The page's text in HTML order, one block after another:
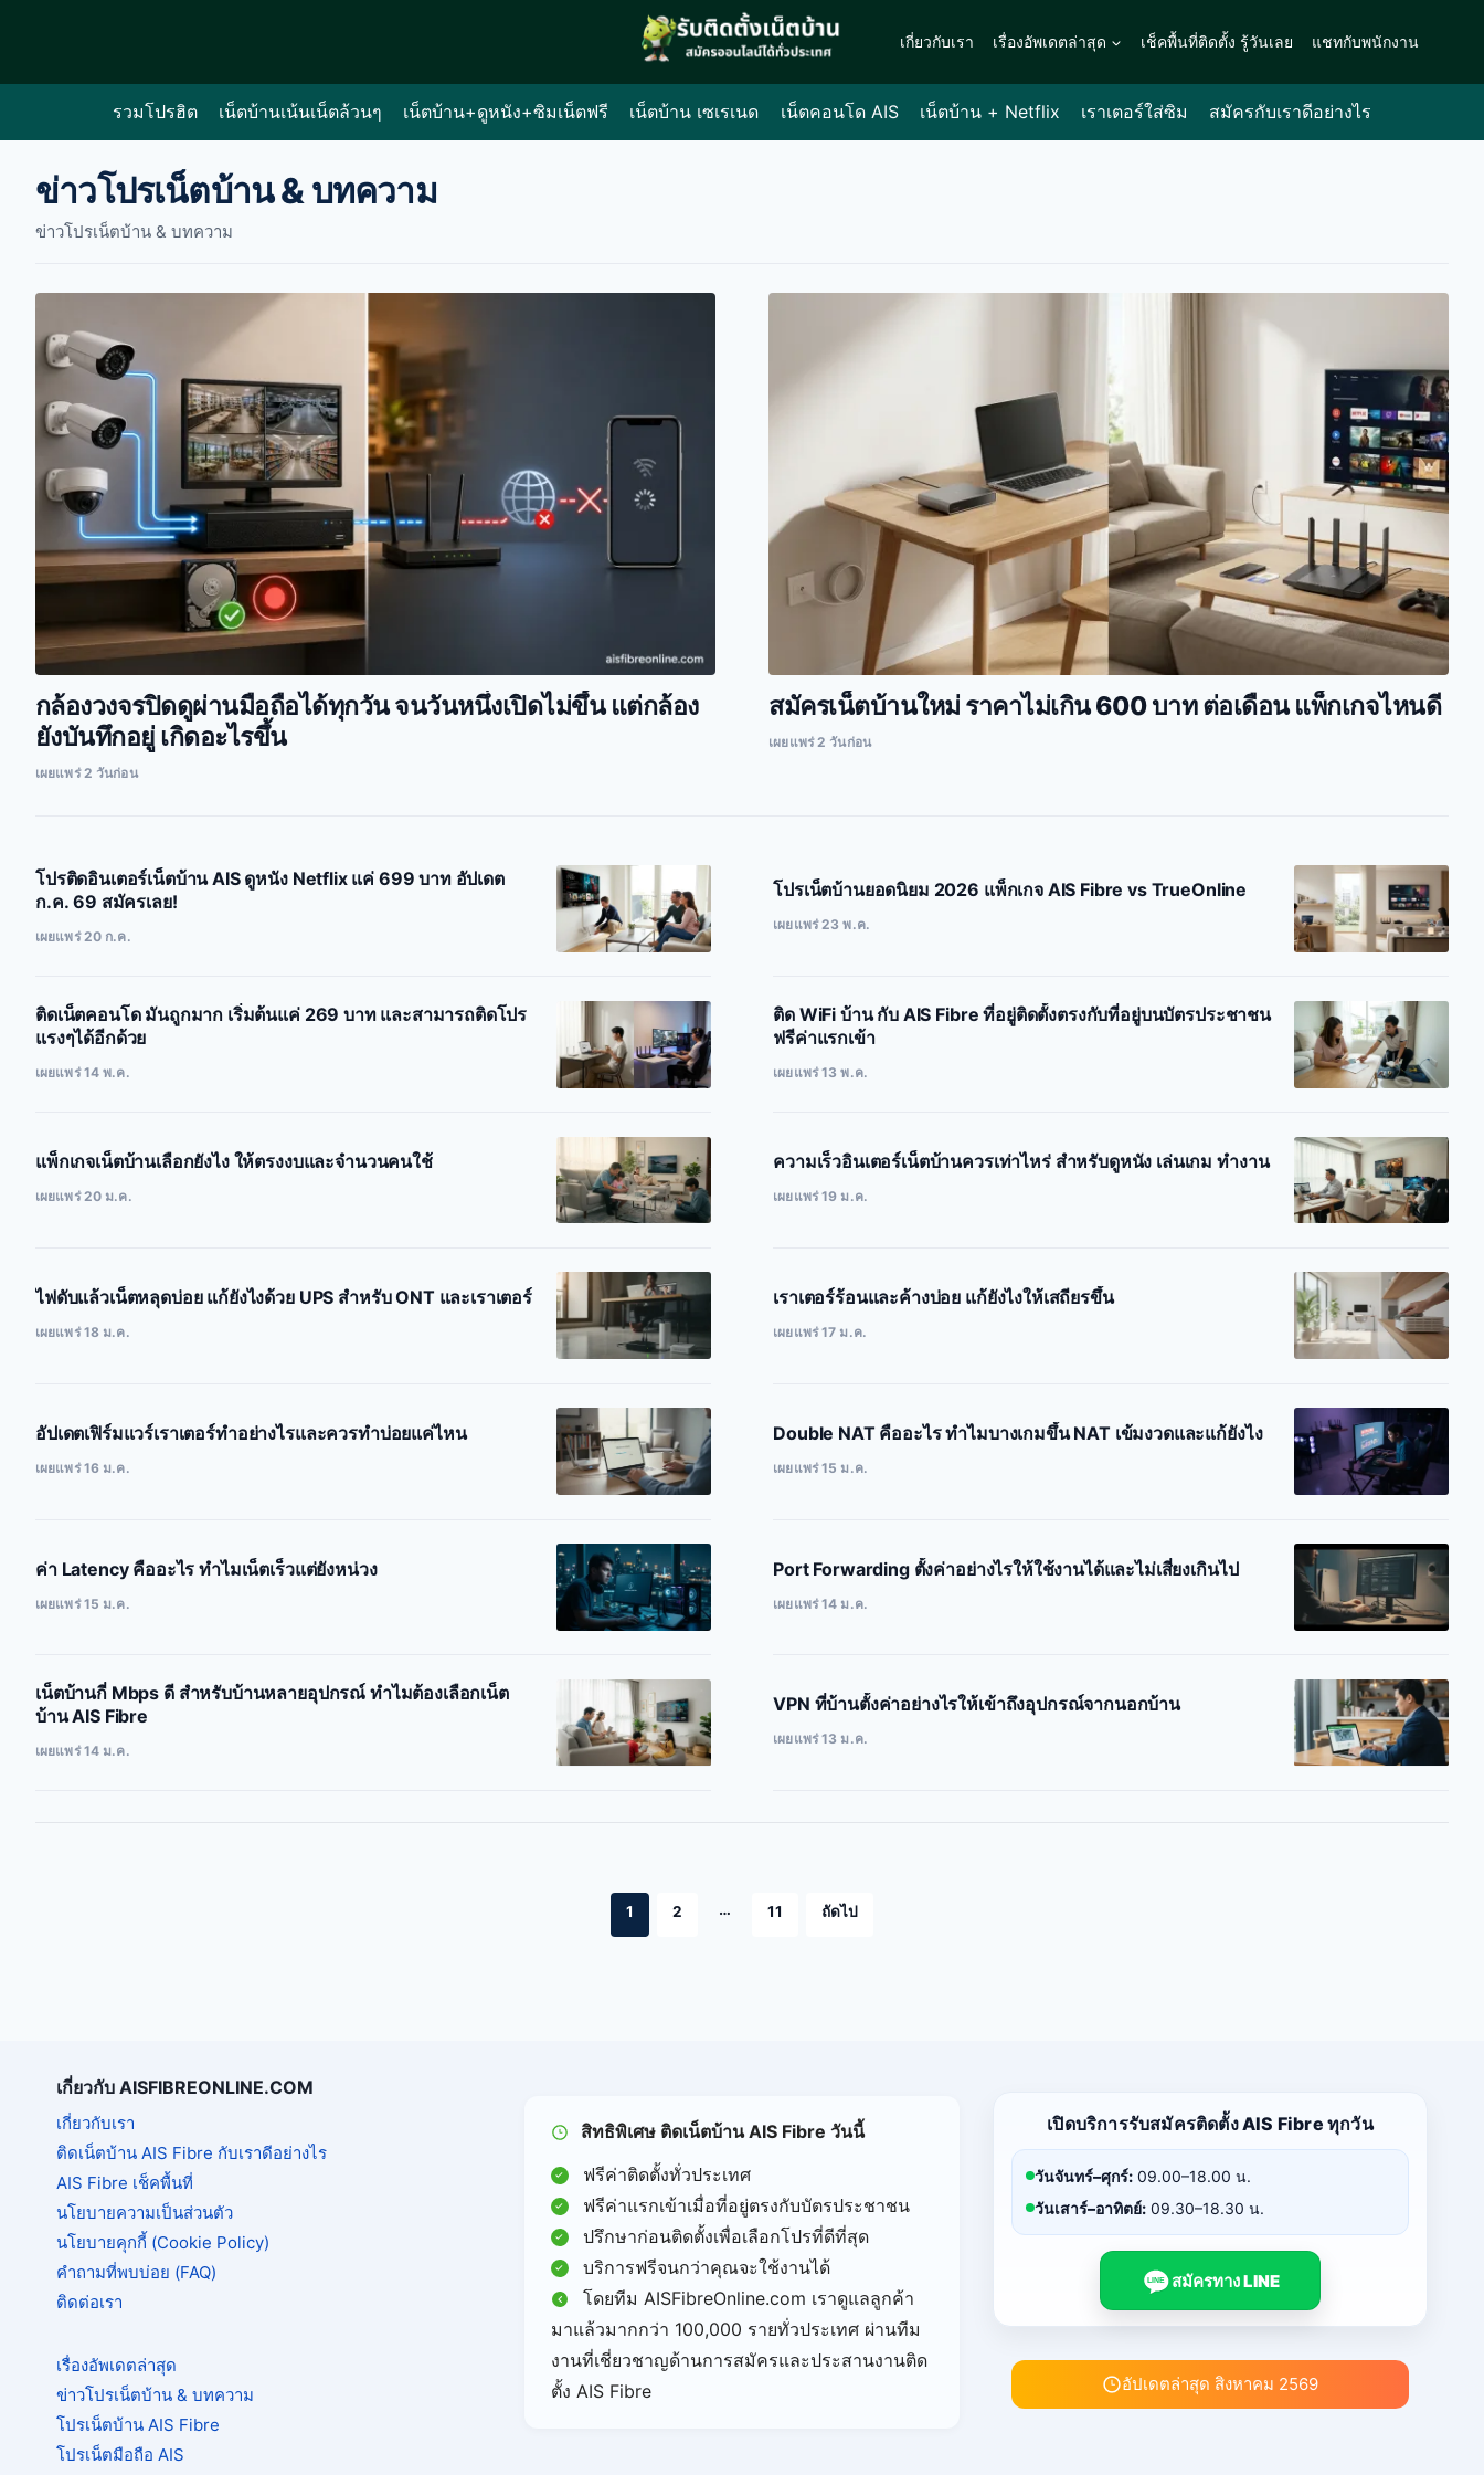
เกี่ยวกับเรา เรื่องอัพเดตล่าสุด เช็คพื้นที่ติดตั้ง รู้วันเลย แชทกับพนักงาน
รวมโปรฮิต เน็ตบ้านเน้นเน็ตล้วนๆ เน็ตบ้าน+ดูหนัง+ซิมเน็ตฟรี เน็ตบ้าน เซเรเนด เน็ตคอนโด AIS เน็ตบ้าน + Netflix เราเตอร์ใส่ซิม สมัครกับเราดีอย่างไร
ข่าวโปรเน็ตบ้าน & บทความ
ข่าวโปรเน็ตบ้าน & บทความ
กล้องวงจรปิดดูผ่านมือถือได้ทุกวัน จนวันหนึ่งเปิดไม่ขึ้น แต่กล้อง
ยังบันทึกอยู่ เกิดอะไรขึ้น
เผยแพร่ 2 วันก่อน
สมัครเน็ตบ้านใหม่ ราคาไม่เกิน 600 บาท ต่อเดือน แพ็กเกจไหนดี
เผยแพร่ 2 วันก่อน
โปรติดอินเตอร์เน็ตบ้าน AIS ดูหนัง Netflix แค่ 699 บาท อัปเดต
ก.ค. 69 สมัครเลย!
เผยแพร่ 20 ก.ค.
โปรเน็ตบ้านยอดนิยม 2026 แพ็กเกจ AIS Fibre vs TrueOnline
เผยแพร่ 23 พ.ค.
ติดเน็ตคอนโด มันถูกมาก เริ่มต้นแค่ 269 บาท และสามารถติดโปร
แรงๆได้อีกด้วย
เผยแพร่ 14 พ.ค.
ติด WiFi บ้าน กับ AIS Fibre ที่อยู่ติดตั้งตรงกับที่อยู่บนบัตรประชาชน
ฟรีค่าแรกเข้า
เผยแพร่ 13 พ.ค.
แพ็กเกจเน็ตบ้านเลือกยังไง ให้ตรงงบและจำนวนคนใช้
เผยแพร่ 20 ม.ค.
ความเร็วอินเตอร์เน็ตบ้านควรเท่าไหร่ สำหรับดูหนัง เล่นเกม ทำงาน
เผยแพร่ 19 ม.ค.
ไฟดับแล้วเน็ตหลุดบ่อย แก้ยังไงด้วย UPS สำหรับ ONT และเราเตอร์
เผยแพร่ 18 ม.ค.
เราเตอร์ร้อนและค้างบ่อย แก้ยังไงให้เสถียรขึ้น
เผยแพร่ 17 ม.ค.
อัปเดตเฟิร์มแวร์เราเตอร์ทำอย่างไรและควรทำบ่อยแค่ไหน
เผยแพร่ 16 ม.ค.
Double NAT คืออะไร ทำไมบางเกมขึ้น NAT เข้มงวดและแก้ยังไง
เผยแพร่ 15 ม.ค.
ค่า Latency คืออะไร ทำไมเน็ตเร็วแต่ยังหน่วง
เผยแพร่ 15 ม.ค.
Port Forwarding ตั้งค่าอย่างไรให้ใช้งานได้และไม่เสี่ยงเกินไป
เผยแพร่ 14 ม.ค.
เน็ตบ้านกี่ Mbps ดี สำหรับบ้านหลายอุปกรณ์ ทำไมต้องเลือกเน็ต
บ้าน AIS Fibre
เผยแพร่ 14 ม.ค.
VPN ที่บ้านตั้งค่าอย่างไรให้เข้าถึงอุปกรณ์จากนอกบ้าน
เผยแพร่ 13 ม.ค.
1 2 … 11 ถัดไป
เกี่ยวกับ AISFIBREONLINE.COM
เกี่ยวกับเรา
ติดเน็ตบ้าน AIS Fibre กับเราดีอย่างไร
AIS Fibre เช็คพื้นที่
นโยบายความเป็นส่วนตัว
นโยบายคุกกี้ (Cookie Policy)
คำถามที่พบบ่อย (FAQ)
ติดต่อเรา
เรื่องอัพเดตล่าสุด
ข่าวโปรเน็ตบ้าน & บทความ
โปรเน็ตบ้าน AIS Fibre
โปรเน็ตมือถือ AIS
สิทธิพิเศษ ติดเน็ตบ้าน AIS Fibre วันนี้
ฟรีค่าติดตั้งทั่วประเทศ
ฟรีค่าแรกเข้าเมื่อที่อยู่ตรงกับบัตรประชาชน
ปรึกษาก่อนติดตั้งเพื่อเลือกโปรที่ดีที่สุด
บริการฟรีจนกว่าคุณจะใช้งานได้
โดยทีม AISFibreOnline.com เราดูแลลูกค้า
มาแล้วมากกว่า 100,000 รายทั่วประเทศ ผ่านทีม
งานที่เชี่ยวชาญด้านการสมัครและประสานงานติด
ตั้ง AIS Fibre
เปิดบริการรับสมัครติดตั้ง AIS Fibre ทุกวัน
วันจันทร์–ศุกร์: 09.00–18.00 น.
วันเสาร์–อาทิตย์: 09.30–18.30 น.
LINE สมัครทาง LINE
อัปเดตล่าสุด สิงหาคม 2569